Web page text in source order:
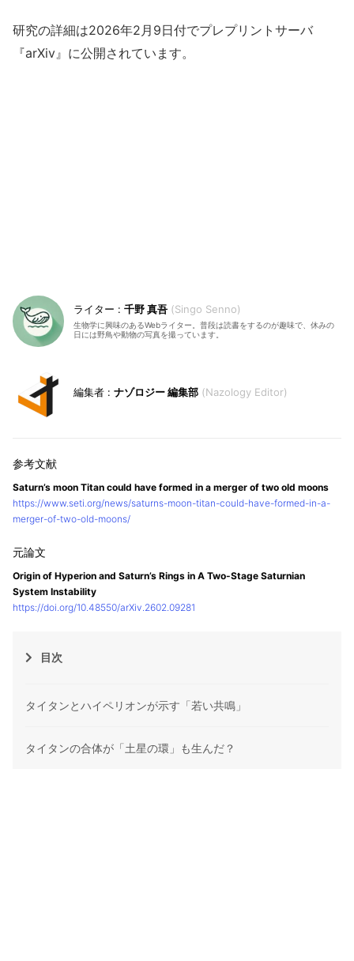
研究の詳細は2026年2月9日付でプレプリントサーバ
『arXiv』に公開されています。
千野 真吾 Singo Senno
生物学に興味のあるWebライター。普段は読書をするのが趣味で、休みの
日には野鳥や動物の写真を撮っています。
ナゾロジー 編集部 Nazology Editor
Saturn’s moon Titan could have formed in a merger of two old moons
https://www.seti.org/news/saturns-moon-titan-could-have-formed-in-a-
merger-of-two-old-moons/
Origin of Hyperion and Saturn’s Rings in A Two-Stage Saturnian
System Instability
https://doi.org/10.48550/arXiv.2602.09281
目次
タイタンとハイペリオンが示す「若い共鳴」
タイタンの合体が「土星の環」も生んだ？